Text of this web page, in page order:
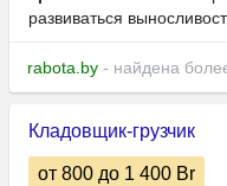
развиваться
rabota.by - найдена
Кладовщик-грузчик
от 800 до 1 400 Br